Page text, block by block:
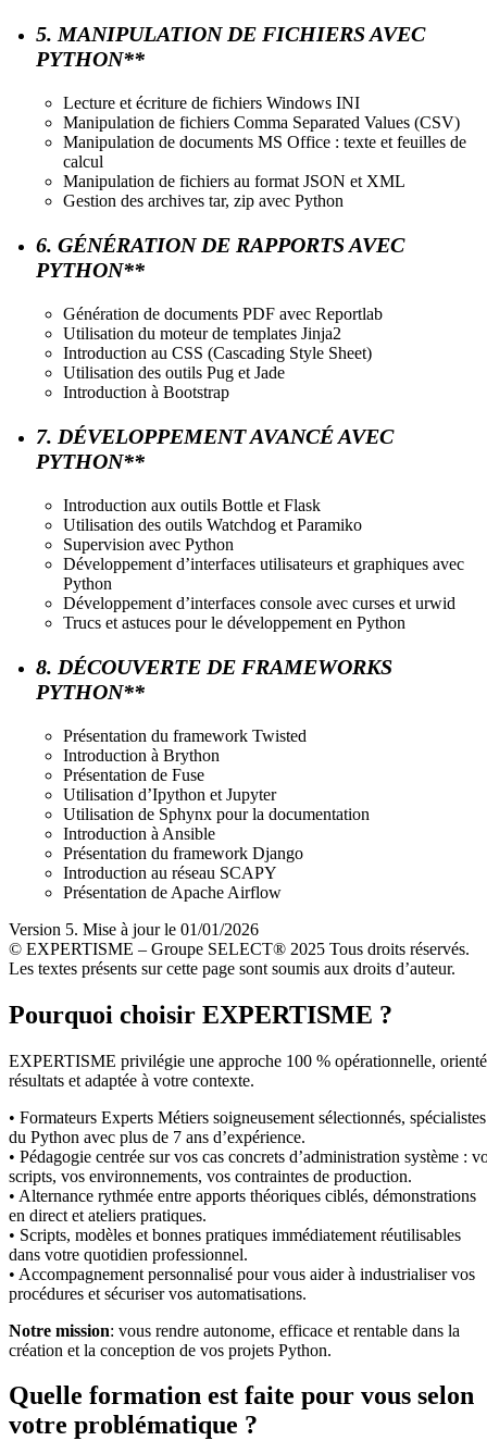
5. MANIPULATION DE FICHIERS AVEC
PYTHON**
Lecture et écriture de fichiers Windows INI
Manipulation de fichiers Comma Separated Values (CSV)
Manipulation de documents MS Office : texte et feuilles de
calcul
Manipulation de fichiers au format JSON et XML
Gestion des archives tar, zip avec Python
6. GÉNÉRATION DE RAPPORTS AVEC
PYTHON**
Génération de documents PDF avec Reportlab
Utilisation du moteur de templates Jinja2
Introduction au CSS (Cascading Style Sheet)
Utilisation des outils Pug et Jade
Introduction à Bootstrap
7. DÉVELOPPEMENT AVANCÉ AVEC
PYTHON**
Introduction aux outils Bottle et Flask
Utilisation des outils Watchdog et Paramiko
Supervision avec Python
Développement d’interfaces utilisateurs et graphiques avec
Python
Développement d’interfaces console avec curses et urwid
Trucs et astuces pour le développement en Python
8. DÉCOUVERTE DE FRAMEWORKS
PYTHON**
Présentation du framework Twisted
Introduction à Brython
Présentation de Fuse
Utilisation d’Ipython et Jupyter
Utilisation de Sphynx pour la documentation
Introduction à Ansible
Présentation du framework Django
Introduction au réseau SCAPY
Présentation de Apache Airflow
Version 5. Mise à jour le 01/01/2026
© EXPERTISME – Groupe SELECT® 2025 Tous droits réservés.
Les textes présents sur cette page sont soumis aux droits d’auteur.
Pourquoi choisir EXPERTISME ?
EXPERTISME privilégie une approche 100 % opérationnelle,
résultats et adaptée à votre contexte.
• Formateurs Experts Métiers soigneusement sélectionnés, spécialistes
du Python avec plus de 7 ans d’expérience.
• Pédagogie centrée sur vos cas concrets d’administration système :
scripts, vos environnements, vos contraintes de production.
• Alternance rythmée entre apports théoriques ciblés, démonstrations
en direct et ateliers pratiques.
• Scripts, modèles et bonnes pratiques immédiatement réutilisables
dans votre quotidien professionnel.
• Accompagnement personnalisé pour vous aider à industrialiser vos
procédures et sécuriser vos automatisations.
Notre mission: vous rendre autonome, efficace et rentable dans la
création et la conception de vos projets Python.
Quelle formation est faite pour vous selon
votre problématique ?